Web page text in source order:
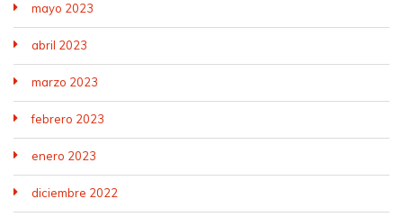
mayo 2023
abril 2023
marzo 2023
febrero 2023
enero 2023
diciembre 2022